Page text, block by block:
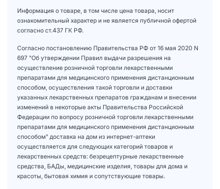
Информация о товаре, в том числе цена товара, носит
ознакомительный характер и не является публичной офертой
согласно ст.437 ГК РФ.
Согласно постановлению Правительства РФ от 16 мая 2020 N
697 "Об утверждении Правил выдачи разрешения на
осуществление розничной торговли лекарственными
препаратами для медицинского применения дистанционным
способом, осуществления такой торговли и доставки
указанных лекарственных препаратов гражданам и внесении
изменений в некоторые акты Правительства Российской
Федерации по вопросу розничной торговли лекарственными
препаратами для медицинского применения дистанционным
способом" доставка на дом из интернет-аптеки
осуществляется для следующих категорий товаров и
лекарственных средств: безрецептурные лекарственные
средства, БАДы, медицинские изделия, товары для дома и
красоты, бытовая химия и сопутствующие товары.